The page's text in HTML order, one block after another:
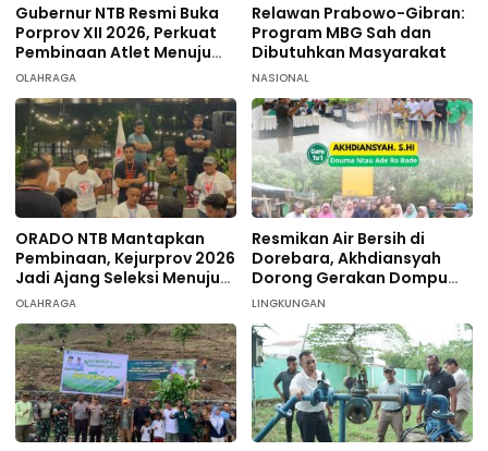
Gubernur NTB Resmi Buka
Porprov XII 2026, Perkuat
Pembinaan Atlet Menuju
PON 2028
OLAHRAGA
Relawan Prabowo-Gibran:
Program MBG Sah dan
Dibutuhkan Masyarakat
NASIONAL
ORADO NTB Mantapkan
Pembinaan, Kejurprov 2026
Jadi Ajang Seleksi Menuju
Nasional
OLAHRAGA
Resmikan Air Bersih di
Dorebara, Akhdiansyah
Dorong Gerakan Dompu
Hijau
LINGKUNGAN